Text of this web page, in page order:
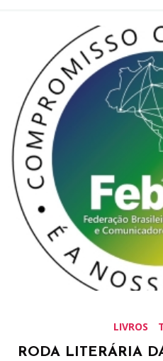
LIVROS
RODA LITERÁRIA